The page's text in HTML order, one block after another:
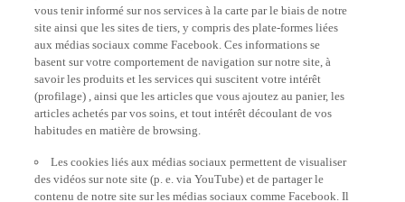
vous tenir informé sur nos services à la carte par le biais de notre
site ainsi que les sites de tiers, y compris des plate-formes liées
aux médias sociaux comme Facebook. Ces informations se
basent sur votre comportement de navigation sur notre site, à
savoir les produits et les services qui suscitent votre intérêt
(profilage) , ainsi que les articles que vous ajoutez au panier, les
articles achetés par vos soins, et tout intérêt découlant de vos
habitudes en matière de browsing.
Les cookies liés aux médias sociaux permettent de visualiser
des vidéos sur note site (p. e. via YouTube) et de partager le
contenu de notre site sur les médias sociaux comme Facebook. Il